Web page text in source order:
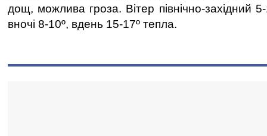
дощ, можлива гроза. Вітер північно-західний
вночі 8-10º, вдень 15-17º тепла.